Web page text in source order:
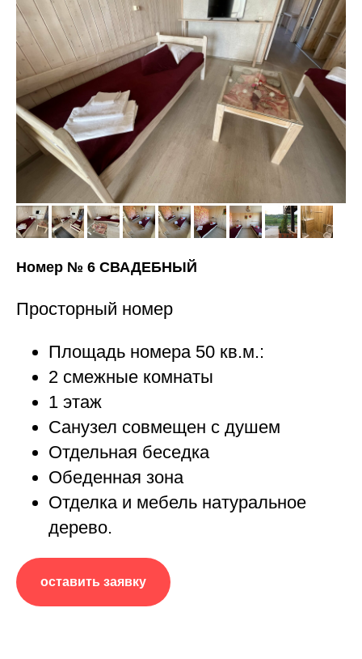
Номер № 6 СВАДЕБНЫЙ
Просторный номер
Площадь номера 50 кв.м.:
2 смежные комнаты
1 этаж
Санузел совмещен с душем
Отдельная беседка
Обеденная зона
Отделка и мебель натуральное
дерево.
оставить заявку